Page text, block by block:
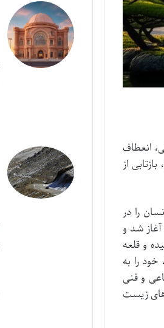
انعطاف
از
را در
آغاز شد و
و قلعه
را به
و فنی
های زیست